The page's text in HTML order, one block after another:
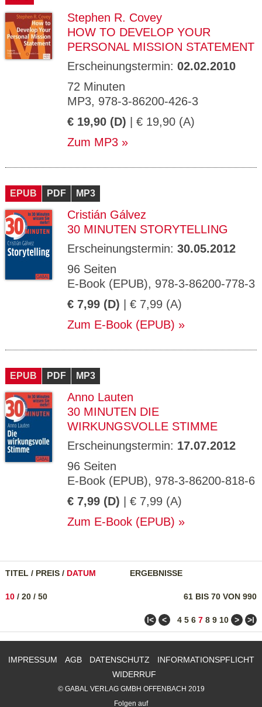
Stephen R. Covey
HOW TO DEVELOP YOUR
PERSONAL MISSION STATEMENT
Erscheinungstermin: 02.02.2010
72 Minuten
MP3, 978-3-86200-426-3
€ 19,90 (D) | € 19,90 (A)
Zum MP3
EPUB PDF MP3
Cristián Gálvez
30 MINUTEN STORYTELLING
Erscheinungstermin: 30.05.2012
96 Seiten
E-Book (EPUB), 978-3-86200-778-3
€ 7,99 (D) | € 7,99 (A)
Zum E-Book (EPUB)
EPUB PDF MP3
Anno Lauten
30 MINUTEN DIE
WIRKUNGSVOLLE STIMME
Erscheinungstermin: 17.07.2012
96 Seiten
E-Book (EPUB), 978-3-86200-818-6
€ 7,99 (D) | € 7,99 (A)
Zum E-Book (EPUB)
TITEL / PREIS / DATUM ERGEBNISSE
61 BIS 70 VON 990
10 / 20 / 50
ǀ< < 4 5 6 7 8 9 10 > >ǀ
IMPRESSUM AGB DATENSCHUTZ
INFORMATIONSPFLICHT
WIDERRUF
© GABAL VERLAG GMBH OFFENBACH 2019
Folgen auf